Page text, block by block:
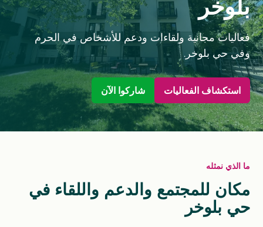
بلوخر
فعاليات مجانية ولقاءات ودعم للأشخاص في الحرم
وفي حي بلوخر.
استكشاف الفعاليات شاركوا الآن
ما الذي نمثله
مكان للمجتمع والدعم واللقاء في
حي بلوخر